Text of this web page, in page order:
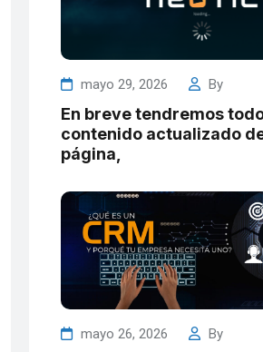
mayo 29, 2026 By
En breve tendremos
contenido actualizado
página,
mayo 26, 2026 By